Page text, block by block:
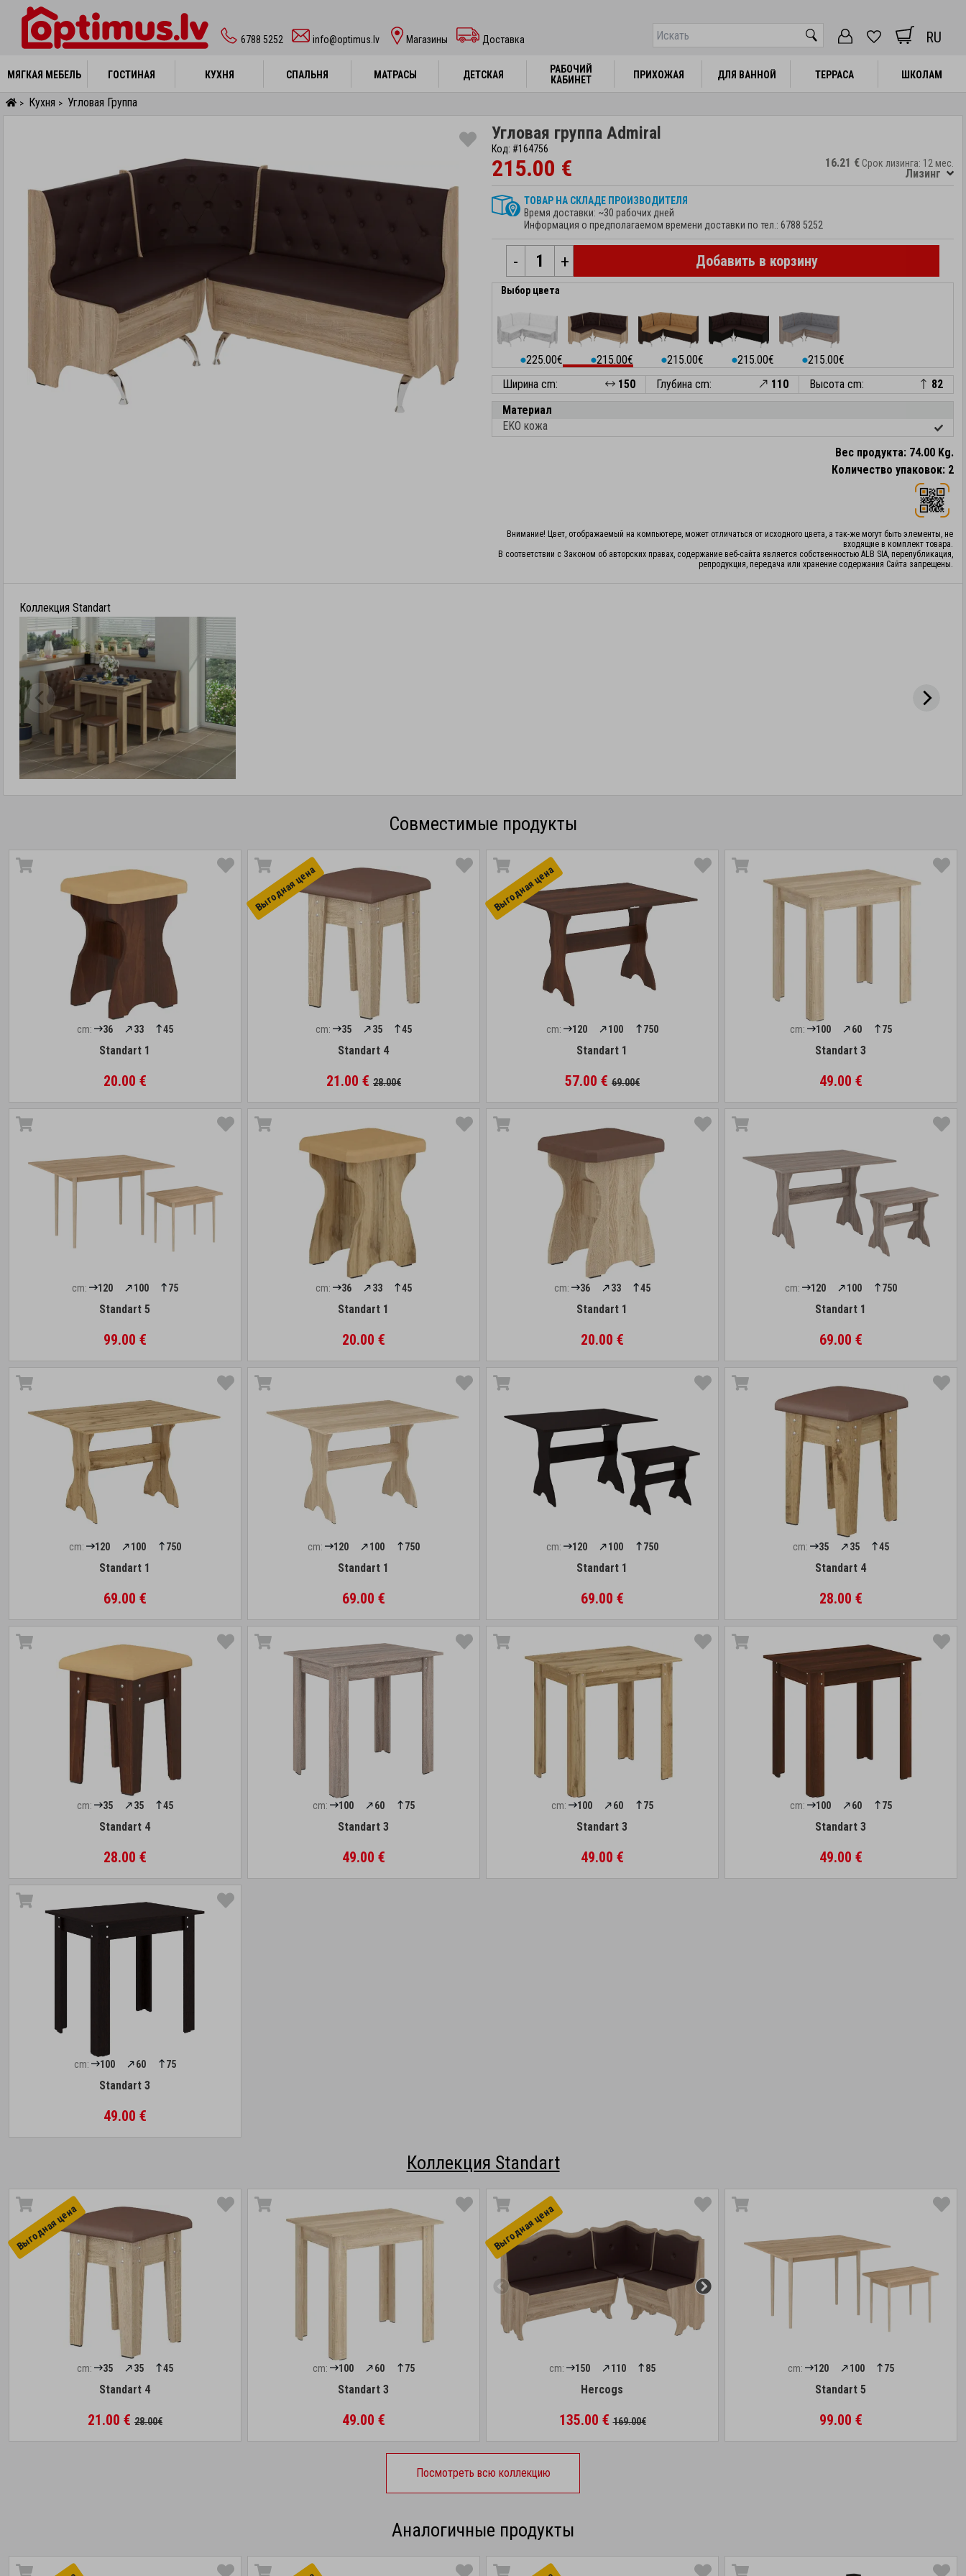
6788 5252 info@optimus.lv Mагазины Доставка RU
МЯГКАЯ МЕБЕЛЬ ГОСТИНАЯ КУХНЯ СПАЛЬНЯ МАТРАСЫ ДЕТСКАЯ
РАБОЧИЙ
КАБИНЕТ
ПРИХОЖАЯ ДЛЯ ВАННОЙ ТЕРРАСА ШКОЛАМ
МЯГКАЯ МЕБЕЛЬ ГОСТИНАЯ КУХНЯ СПАЛЬНЯ МАТРАСЫ ДЕТСКАЯ
РАБОЧИЙ
КАБИНЕТ
ПРИХОЖАЯ ДЛЯ ВАННОЙ ТЕРРАСА ШКОЛАМ
> Кухня > Угловая Группа
Угловая группа Admiral
Код: #164756
215.00 € 16.21 € Срок лизинга: 12 мес.
Лизинг
ТОВАР НА СКЛАДЕ ПРОИЗВОДИТЕЛЯ
Время доставки: ~30 рабочих дней
Информация о предполагаемом времени доставки по тел.: 6788 5252
- + Добавить в корзину
Выбор цвета
⬤225.00€ ⬤215.00€ ⬤215.00€ ⬤215.00€ ⬤215.00€
Ширина cm:
150 Глубина cm: 110 Высота cm:
82
Материал
EKO кожа
Вес продукта: 74.00 Kg.
Количество упаковок: 2
Внимание! Цвет, отображаемый на компьютере, может отличаться от исходного цвета, а так-же могут быть элементы, не
входящие в комплект товара.
В соответствии с Законом об авторских правах, содержание веб-сайта является собственностью ALB SIA, перепубликация,
репродукция, передача или хранение содержания Сайта запрещены.
Коллекция Standart
Совместимые продукты
cm: 36 33 45
Standart 1
20.00 €
Выгоднaя цена
cm: 35 35 45
Standart 4
21.00 € 28.00€
Выгоднaя цена
cm: 120 100 750
Standart 1
57.00 € 69.00€
cm: 100 60 75
Standart 3
49.00 €
cm: 120 100 75
Standart 5
99.00 €
cm: 36 33 45
Standart 1
20.00 €
cm: 36 33 45
Standart 1
20.00 €
cm: 120 100 750
Standart 1
69.00 €
cm: 120 100 750
Standart 1
69.00 €
cm: 120 100 750
Standart 1
69.00 €
cm: 120 100 750
Standart 1
69.00 €
cm: 35 35 45
Standart 4
28.00 €
cm: 35 35 45
Standart 4
28.00 €
cm: 100 60 75
Standart 3
49.00 €
cm: 100 60 75
Standart 3
49.00 €
cm: 100 60 75
Standart 3
49.00 €
cm: 100 60 75
Standart 3
49.00 €
Коллекция Standart
Выгоднaя цена
cm: 35 35 45
Standart 4
21.00 € 28.00€
cm: 100 60 75
Standart 3
49.00 €
Выгоднaя цена
cm: 150 110 85
Hercogs
135.00 €169.00€
cm: 120 100 75
Standart 5
99.00 €
Посмотреть всю коллекцию
Аналогичные продукты